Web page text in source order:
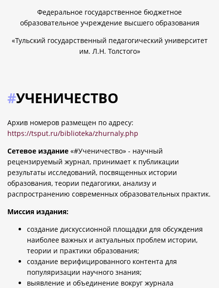
Федеральное государственное бюджетное
образовательное учреждение высшего образования
«Тульский государственный педагогический университет
им. Л.Н. Толстого»
#УЧЕНИЧЕСТВО
Архив номеров размещен по адресу:
https://tsput.ru/biblioteka/zhurnaly.php
Сетевое издание «#Ученичество» - научный
рецензируемый журнал, принимает к публикации
результаты исследований, посвященных истории
образования, теории педагогики, анализу и
распространению современных образовательных практик.
Миссия издания:
создание дискуссионной площадки для обсуждения
наиболее важных и актуальных проблем истории,
теории и практики образования;
создание верифицированного контента для
популяризации научного знания;
выявление и объединение вокруг журнала